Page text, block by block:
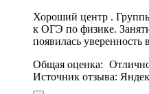
Хороший центр .
к ОГЭ по физике.
появилась уверенность
Общая оценка:
Источник отзыва: